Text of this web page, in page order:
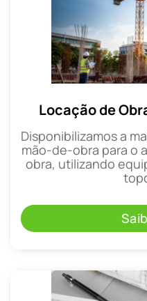
Locação de
Disponibilizamos a
mão-de-obra para o
obra, utilizando